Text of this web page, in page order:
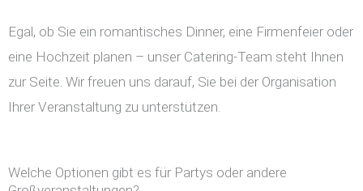
Egal, ob Sie ein romantisches Dinner, eine Firmenfeier oder
eine Hochzeit planen – unser Catering-Team steht Ihnen
zur Seite. Wir freuen uns darauf, Sie bei der Organisation
Ihrer Veranstaltung zu unterstützen.
Welche Optionen gibt es für Partys oder andere